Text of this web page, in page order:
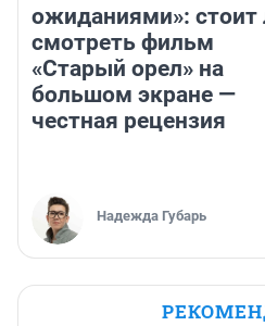
ожиданиями»: стоит
смотреть фильм
«Старый орел» на
большом экране —
честная рецензия
Надежда Губарь